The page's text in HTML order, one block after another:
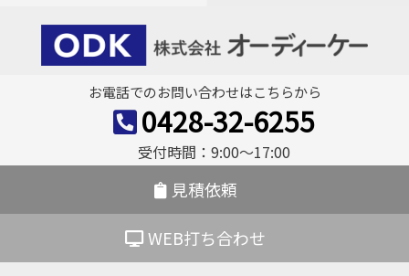
ビ
ゲ
ー
ン
お電話でのお問い合わせはこちらから
0428-32-6255
受付時間：9:00〜17:00
見積依頼
WEB打ち合わせ